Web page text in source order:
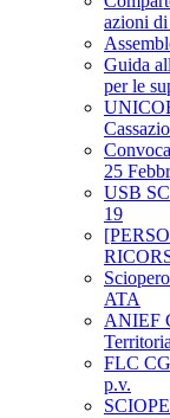
azioni
Guida
per le
25
USB
19
ATA
ANIEF
FLC
p.v.